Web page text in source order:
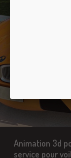
Animation 3d
service pour